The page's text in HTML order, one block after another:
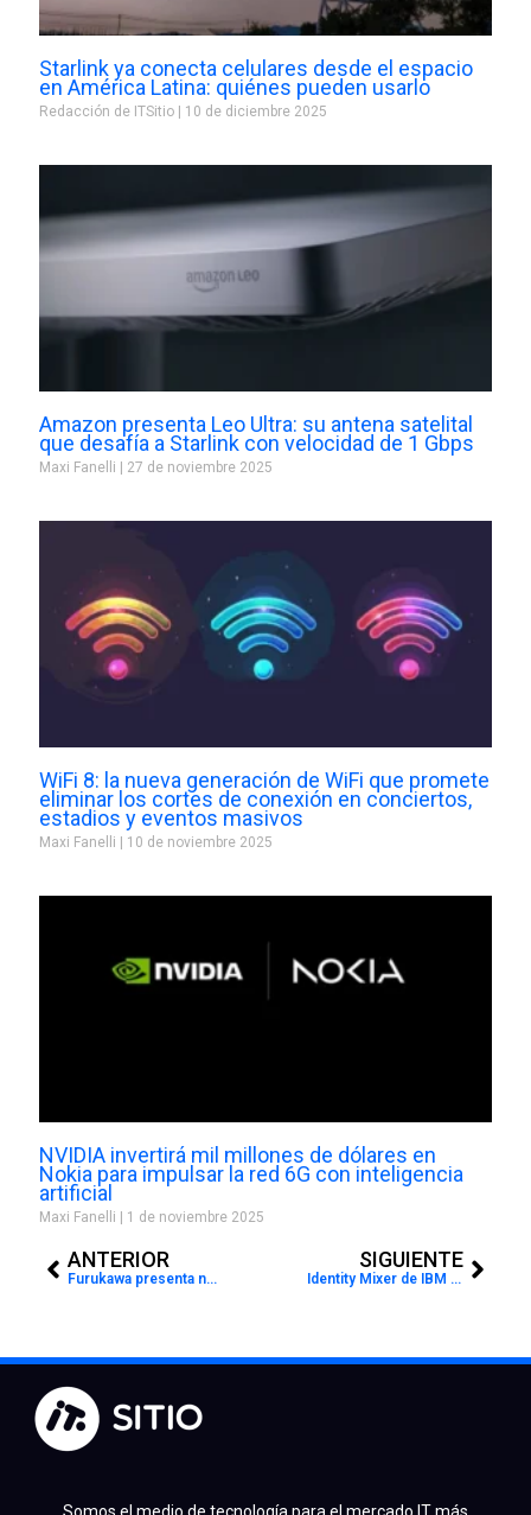
Starlink ya conecta celulares desde el espacio
en América Latina: quiénes pueden usarlo
Redacción de ITSitio 10 de diciembre 2025
Amazon presenta Leo Ultra: su antena satelital
que desafía a Starlink con velocidad de 1 Gbps
Maxi Fanelli 27 de noviembre 2025
WiFi 8: la nueva generación de WiFi que promete
eliminar los cortes de conexión en conciertos,
estadios y eventos masivos
Maxi Fanelli 10 de noviembre 2025
NVIDIA invertirá mil millones de dólares en
Nokia para impulsar la red 6G con inteligencia
artificial
Maxi Fanelli 1 de noviembre 2025
ANTERIOR
Furukawa presenta nueva solución de infraestructura de acceso
SIGUIENTE
Identity Mixer de IBM protege las identidades
Somos el medio de tecnología para el mercado IT más